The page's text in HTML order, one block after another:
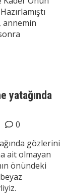
annemin
yatağında
0
gözlerini
ait olmayan
önündeki